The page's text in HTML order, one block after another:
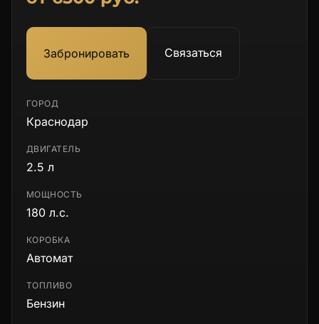
Забронировать Связаться
ГОРОД
Краснодар
ДВИГАТЕЛЬ
2.5 л
МОЩНОСТЬ
180 л.с.
КОРОБКА
Автомат
ТОПЛИВО
Бензин